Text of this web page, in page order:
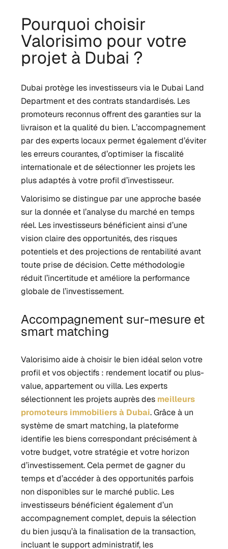
Pourquoi choisir
Valorisimo pour votre
projet à Dubai ?
Dubai protège les investisseurs via le Dubai Land
Department et des contrats standardisés. Les
promoteurs reconnus offrent des garanties sur la
livraison et la qualité du bien. L’accompagnement
par des experts locaux permet également d’éviter
les erreurs courantes, d’optimiser la fiscalité
internationale et de sélectionner les projets les
plus adaptés à votre profil d’investisseur.
Valorisimo se distingue par une approche basée
sur la donnée et l’analyse du marché en temps
réel. Les investisseurs bénéficient ainsi d’une
vision claire des opportunités, des risques
potentiels et des projections de rentabilité avant
toute prise de décision. Cette méthodologie
réduit l’incertitude et améliore la performance
globale de l’investissement.
Accompagnement sur-mesure et
smart matching
Valorisimo aide à choisir le bien idéal selon votre
profil et vos objectifs : rendement locatif ou plus-
value, appartement ou villa. Les experts
sélectionnent les projets auprès des meilleurs
promoteurs immobiliers à Dubai.Grâce à un
système de smart matching, la plateforme
identifie les biens correspondant précisément à
votre budget, votre stratégie et votre horizon
d’investissement. Cela permet de gagner du
temps et d’accéder à des opportunités parfois
non disponibles sur le marché public. Les
investisseurs bénéficient également d’un
accompagnement complet, depuis la sélection
du bien jusqu’à la finalisation de la transaction,
incluant le support administratif, les